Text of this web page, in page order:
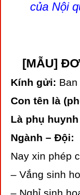
của Nội
[MẪU]
Kính gửi:
Con tên là
Là phụ
Ngành – Đội:
Nay xin phép
– Vắng